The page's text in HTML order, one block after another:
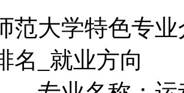
范大学特色专
名_就业方